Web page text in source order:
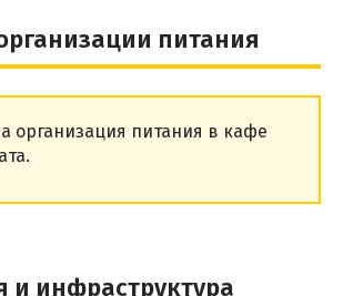
питания
организация питания в кафе
и инфраструктура